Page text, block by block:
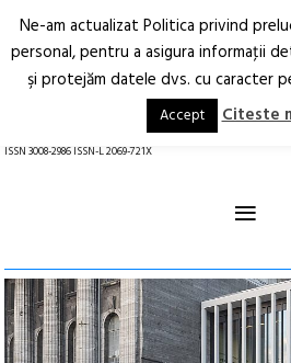
Arhitectură.
Oraș.
ISSN 3008-2986 ISSN-L 2069-721X
≡
Ne-am actualizat Politica privind
personal, pentru a asigura informaţii
şi protejăm datele dvs. cu caracter
Accept Citeste